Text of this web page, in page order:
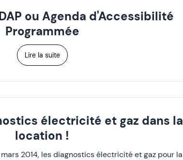
ou Agenda d'Accessibilité
Programmée
Lire la suite
électricité et gaz dans la
location !
2014, les diagnostics électricité et gaz pour la